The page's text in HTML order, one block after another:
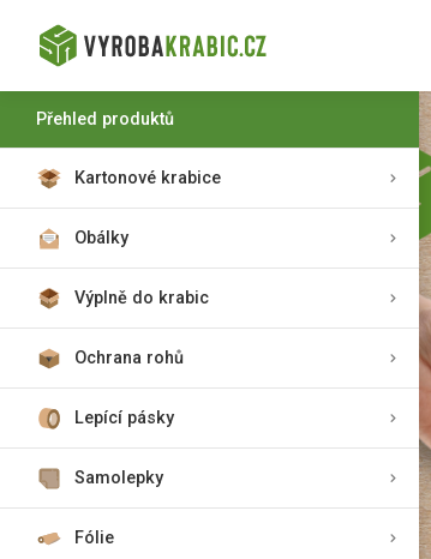
Přehled produktů
Kartonové krabice
Obálky
Výplně do krabic
Ochrana rohů
Lepící pásky
Samolepky
Fólie